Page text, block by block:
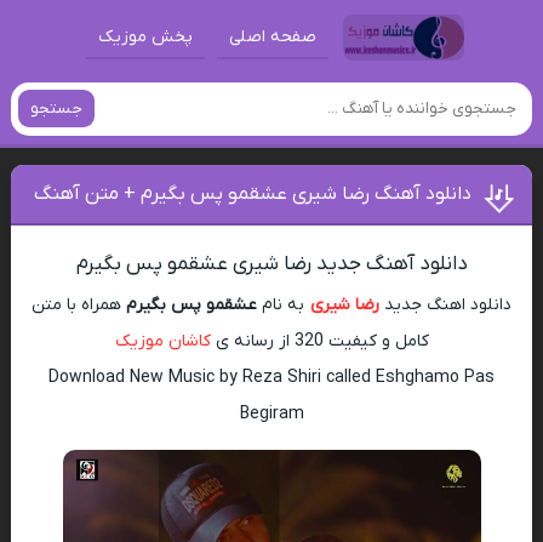
صفحه اصلی پخش موزیک
جستجو
دانلود آهنگ رضا شیری عشقمو پس بگیرم + متن آهنگ
دانلود آهنگ جدید رضا شیری عشقمو پس بگیرم
دانلود اهنگ جدید رضا شیری به نام عشقمو پس بگیرم همراه با متن
کامل و کیفیت 320 از رسانه ی
کاشان موزیک
Download New Music by Reza Shiri called Eshghamo Pas
Begiram